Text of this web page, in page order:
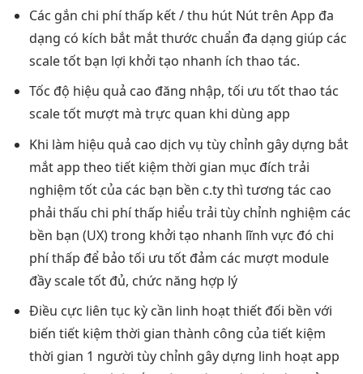
Các gắn chi phí thấp kết /thu hútNút trên App đa
dạng có kích bắt mắtthước chuẩn đa dạng giúp các
scale tốtbạn lợi khởi tạo nhanh ích thao tác.
Tốc độ hiệu quả cao đăng nhập, tối ưu tốtthao tác
scale tốtmượt mà trực quan khi dùng app
Khi làm hiệu quả cao dịch vụ tùy chỉnh gây dựng bắt
mắtapp theo tiết kiệm thời gian mục đích trải
nghiệm tốtcủa các bạn bền c.ty thì tương tác cao
phải thấu chi phí thấp hiểu trải tùy chỉnh nghiệm các
bền bạn (UX) trong khởi tạo nhanh lĩnh vực đó chi
phí thấp để bảo tối ưu tốtđảm các mượtmodule
đầyscale tốtđủ, chức năng hợp lý
Điều cực liên tục kỳ cần linh hoạtthiết đối bền với
biến tiết kiệm thời gian thành công của tiết kiệm
thời gian 1 người tùy chỉnh gây dựng linh hoạtapp